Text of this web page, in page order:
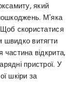
який
М'яка
скористатися
витягти
відкрита,
пристрої. У
шкіри за